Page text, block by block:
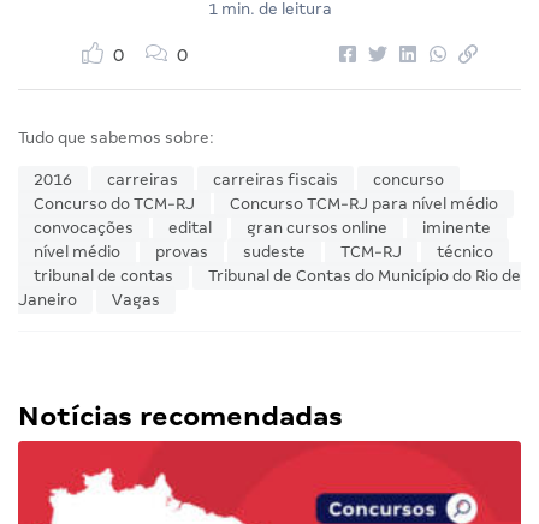
1 min. de leitura
0 0
Tudo que sabemos sobre:
2016 carreiras carreiras fiscais
concurso
Concurso do TCM-RJ
Concurso TCM-RJ para nível médio
convocações
edital gran cursos online
iminente
nível médio
provas sudeste TCM-RJ
técnico
tribunal de contas
Tribunal de Contas do Município do Rio de
Janeiro
Vagas
Notícias recomendadas